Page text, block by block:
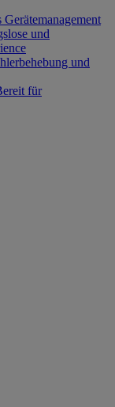
Gerätemanagement
und
und
für